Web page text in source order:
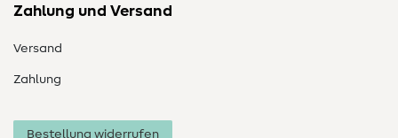
Zahlung und Versand
Versand
Zahlung
Bestellung widerrufen